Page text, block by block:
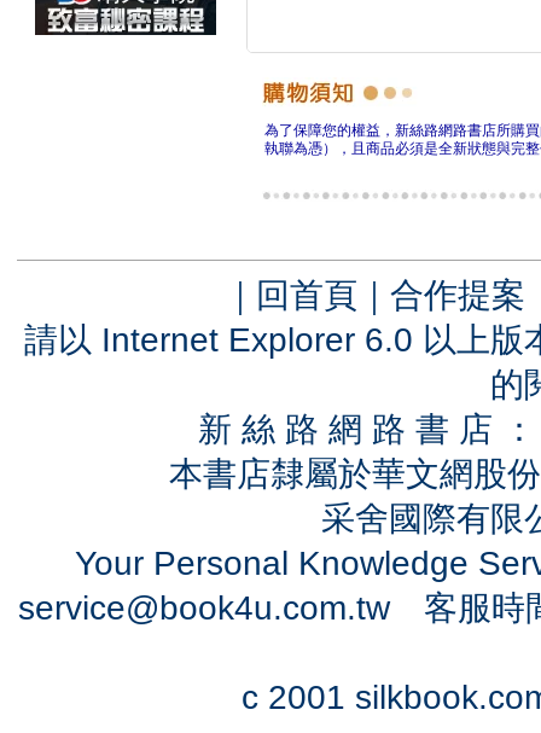
為了保障您的權益，新絲路網路書店所購
執聯為憑），且商品必須是全新狀態與完
｜ 回首頁 ｜ 合作提案
請以 Internet Explorer 6.0 以上
的
新 絲 路 網 路 書 店
本書店隸屬於華文網股
采舍國際有
Your Personal Knowledge
service@book4u.com.tw客服時
c 2001